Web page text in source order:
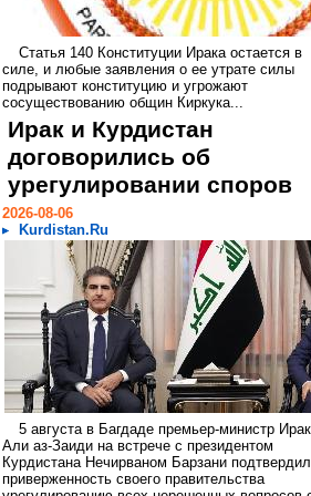
Статья 140 Конституции Ирака остается в
силе, и любые заявления о ее утрате силы
подрывают конституцию и угрожают
сосуществованию общин Киркука...
Ирак и Курдистан
договорились об
урегулировании споров
2026-08-06
Kurdistan.Ru
5 августа в Багдаде премьер-министр
Али аз-Заиди на встрече с президентом
Курдистана Нечирваном Барзани подтвердил
приверженность своего правительства